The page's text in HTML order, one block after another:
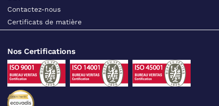
Contactez-nous
Certificats de matière
Nos Certifications